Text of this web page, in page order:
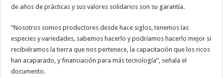
de años de prácticas y sus valores solidarios son su garantía.
“Nosotros somos productores desde hace siglos, tenemos las
especies y variedades, sabemos hacerlo y podríamos hacerlo mejor si
recibiéramos la tierra que nos pertenece, la capacitación que los ricos
han acaparado, y financiación para más tecnología”, señala el
documento.